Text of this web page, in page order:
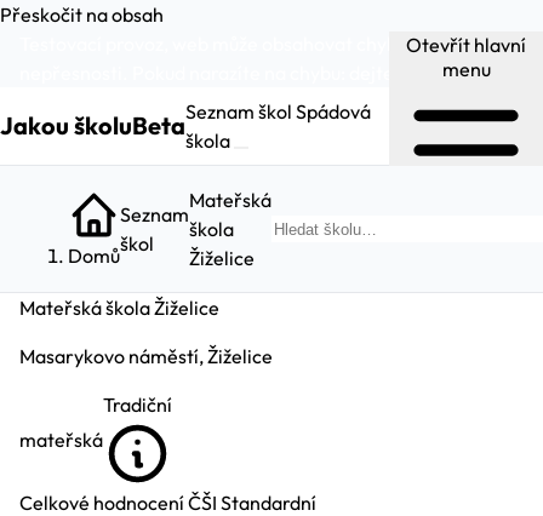
Přeskočit na obsah
Testovací provoz, web může obsahovat chyby a
dejte nám vědět.
Jakou školuBetaSeznam škol Spádová
škola
Otevřít hlavní
menu
Domů
Seznam
škol
Mateřská
škola
Žiželice
Mateřská škola Žiželice
Masarykovo náměstí, Žiželice
mateřská
Tradiční
Celkové hodnocení ČŠI Standardní